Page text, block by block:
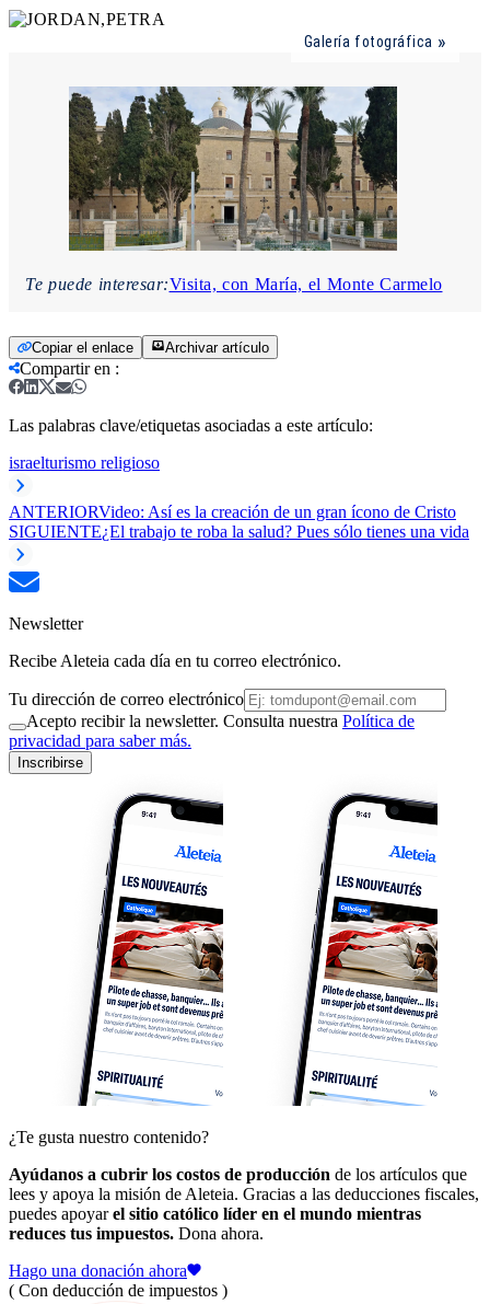
Galería fotográfica
Te puede interesar:Visita, con María, el Monte Carmelo
Copiar el enlace Archivar artículo
Compartir en :
Las palabras clave/etiquetas asociadas a este artículo:
israelturismo religioso
ANTERIORVideo: Así es la creación de un gran ícono de Cristo
SIGUIENTE¿El trabajo te roba la salud? Pues sólo tienes una vida
Newsletter
Recibe Aleteia cada día en tu correo electrónico.
Tu dirección de correo electrónico
Acepto recibir la newsletter. Consulta nuestra Política de
privacidad para saber más.
Inscribirse
¿Te gusta nuestro contenido?
Ayúdanos a cubrir los costos de producción de los artículos que
lees y apoya la misión de Aleteia. Gracias a las deducciones fiscales,
puedes apoyarel sitio católico líder en el mundo mientras
reduces tus impuestos. Dona ahora.
Hago una donación ahora
( Con deducción de impuestos )